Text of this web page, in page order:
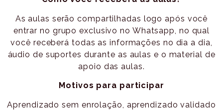
As aulas serão compartilhadas logo após você
entrar no grupo exclusivo no Whatsapp, no qual
você receberá todas as informações no dia a dia,
áudio de suportes durante as aulas e o material de
apoio das aulas.
Motivos para participar
Aprendizado sem enrolação, aprendizado validado